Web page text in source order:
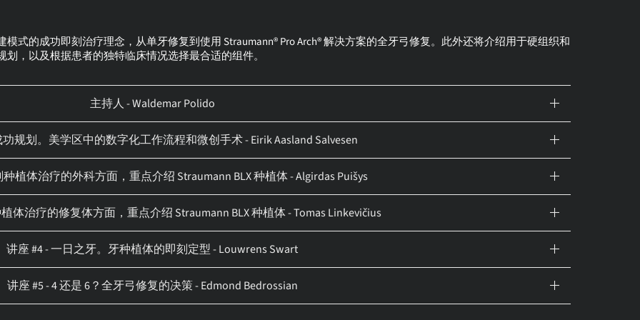
式的成功即刻治疗理念，从单牙修复到使用 Straumann® Pro Arch® 解决方案的全牙弓修复。此外还将介绍用于硬组织和
，以及根据患者的独特临床情况选择最合适的组件。
主持人 - Waldemar Polido
功规划。美学区中的数字化工作流程和微创手术 - Eirik Aasland Salvesen
种植体治疗的外科方面，重点介绍 Straumann BLX 种植体 - Algirdas Puišys
体治疗的修复体方面，重点介绍 Straumann BLX 种植体 - Tomas Linkevičius
讲座 #4 - 一日之牙。牙种植体的即刻定型 - Louwrens Swart
讲座 #5 - 4 还是 6？全牙弓修复的决策 - Edmond Bedrossian